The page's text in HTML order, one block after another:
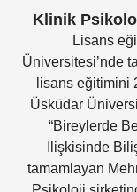
Klinik
Lisans
Üniversitesi’nde
lisans eğitimini
Üsküdar
“Bireylerde
İlişkisinde
tamamlayan